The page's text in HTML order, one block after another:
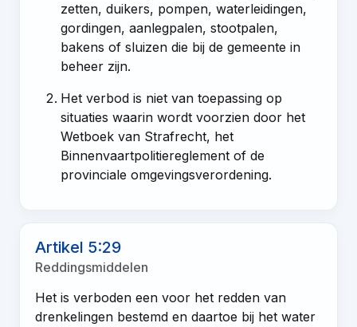
zetten, duikers, pompen, waterleidingen,
gordingen, aanlegpalen, stootpalen,
bakens of sluizen die bij de gemeente in
beheer zijn.
Het verbod is niet van toepassing op
situaties waarin wordt voorzien door het
Wetboek van Strafrecht, het
Binnenvaartpolitiereglement of de
provinciale omgevingsverordening.
Artikel 5:29
Reddingsmiddelen
Het is verboden een voor het redden van
drenkelingen bestemd en daartoe bij het water